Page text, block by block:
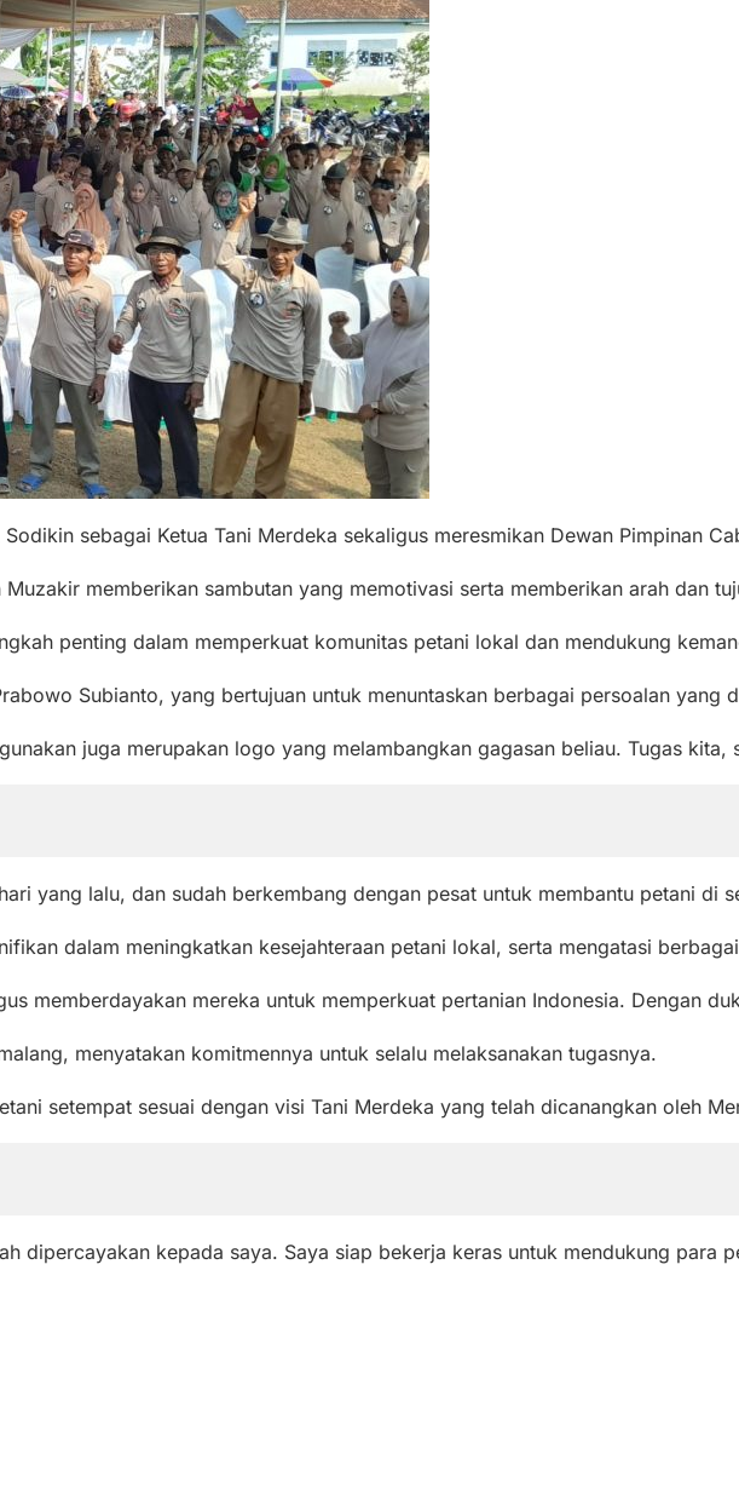
sebagai Ketua Tani Merdeka sekaligus meresmikan Dewan Pimpinan
memberikan sambutan yang memotivasi serta memberikan arah dan
penting dalam memperkuat komunitas petani lokal dan mendukung
Subianto, yang bertujuan untuk menuntaskan berbagai persoalan
juga merupakan logo yang melambangkan gagasan beliau. Tugas
yang lalu, dan sudah berkembang dengan pesat untuk membantu petani di
dalam meningkatkan kesejahteraan petani lokal, serta mengatasi
memberdayakan mereka untuk memperkuat pertanian Indonesia.
menyatakan komitmennya untuk selalu melaksanakan tugasnya.
setempat sesuai dengan visi Tani Merdeka yang telah dicanangkan oleh
dipercayakan kepada saya. Saya siap bekerja keras untuk mendukung